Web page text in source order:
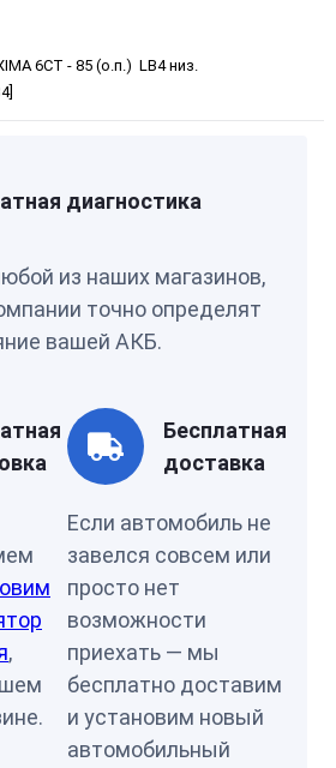
6СТ - 85 (о.п.) LB4 низ.
диагностика
из наших магазинов,
точно определят
вашей АКБ.
,
Бесплатная
доставка
Если автомобиль не
завелся совсем или
просто нет
возможности
приехать — мы
бесплатно доставим
и установим новый
автомобильный